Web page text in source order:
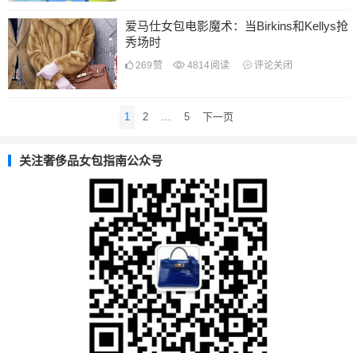
爱马仕女包电影魔术：当Birkins和Kellys抢
秀场时
269 赞 4814阅读 评论关闭
航
1 2 … 5 下一页
关注奢侈品女包指南公众号